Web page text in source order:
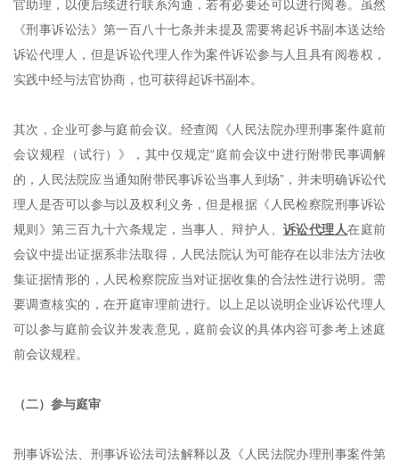
官助理，以便后续进行联系沟通，若有必要还可以进行阅卷。虽然
《刑事诉讼法》第一百八十七条并未提及 需要将起诉书副本送达给
诉讼代理人，但是诉讼代理人作为案件诉讼参与人且具有阅卷权，
实践中经与法官协商，也可获得起诉书副本。
其次，企业可参与庭前会议。经查阅《人民法院办理刑事案件庭前
会议规程（试行）》，其中仅规定“庭前会议中进行附带民事调解
的，人民法院应当通知附带民事诉讼当事人到场”，并未明确诉讼代
理人是否可以参与以及权利义务，但是根据《人民检察院刑事诉讼
规则》第三百九十六条规定，当事人、辩护人、 诉讼代理人在庭前
会议中提出证据系非法取得，人民法院认为可能存在以非法方法收
集证据情形的，人民检察院应当对证据收集的合法性进行说明。需
要调查核实的，在开庭审理前进行。以上足以说明企业诉讼代理人
可以参与庭前会议并发表意见，庭前会议的具体内容可参考上述庭
前会议规程。
（二）参与庭审
刑事诉讼法、刑事诉讼法司法解释以及《人民法院办理刑事案件第